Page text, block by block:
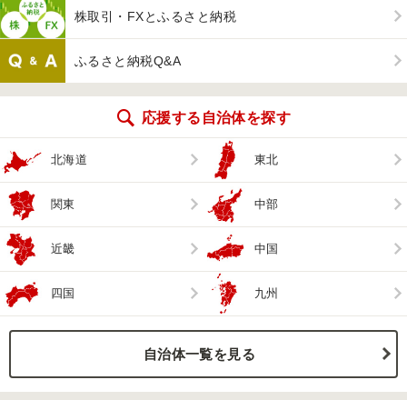
株取引・FXとふるさと納税
ふるさと納税Q&A
応援する自治体を探す
北海道 東北
関東 中部
近畿 中国
四国 九州
自治体一覧を見る